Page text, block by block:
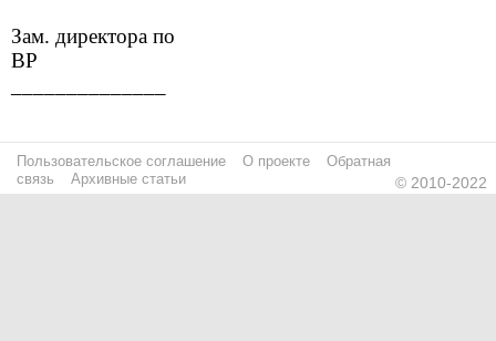
Зам. директора по
ВР
Пользовательское соглашение О проекте
Обратная
связь
Архивные статьи © 2010-2022